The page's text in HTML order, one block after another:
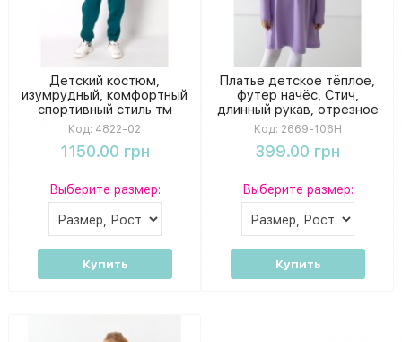
Детский костюм,
изумрудный, комфортный
спортивный стиль тм
Mevis
Код: 4822-02
1150.00 грн
Выберите размер:
Купить
Платье детское тёплое,
футер начёс, Стич,
длинный рукав, отрезное
по талии
Код: 2669-106Н
399.00 грн
Выберите размер:
Купить